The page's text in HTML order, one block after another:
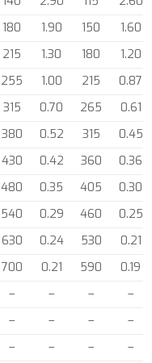
180 1.90 150
1.60
215 1.30 180
1.20
255 1.00 215
0.87
315 0.70 265
0.61
380 0.52 315
0.45
430 0.42 360
0.36
480 0.35 405
0.30
540 0.29 460
0.25
630 0.24 530
0.21
700 0.21 590
0.19
– – –
–
– – –
–
– – –
–